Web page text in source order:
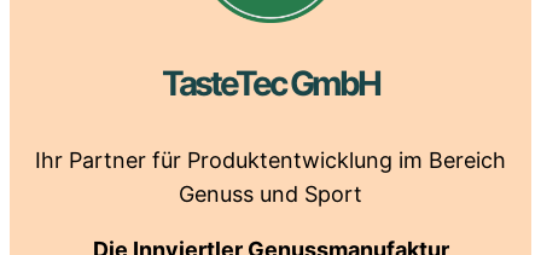
TasteTec GmbH
Ihr Partner für Produktentwicklung im Bereich
Genuss und Sport
Die Innviertler Genussmanufaktur